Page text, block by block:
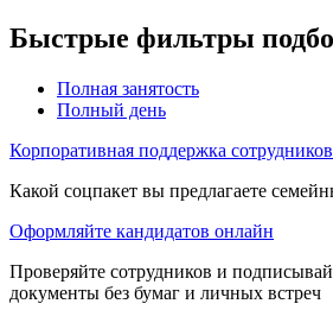
Быстрые фильтры
Полная занятость
Полный день
Корпоративная поддержка сотрудников
Какой соцпакет вы предлагаете
Оформляйте кандидатов онлайн
Проверяйте сотрудников и
документы без бумаг и личных встреч